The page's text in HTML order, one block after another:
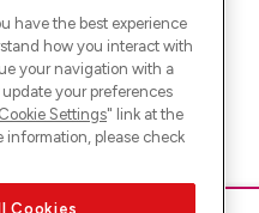
have the best experience
how you interact with
your navigation with a
your preferences
Cookie Settings" link at the
information, please check
Cookies